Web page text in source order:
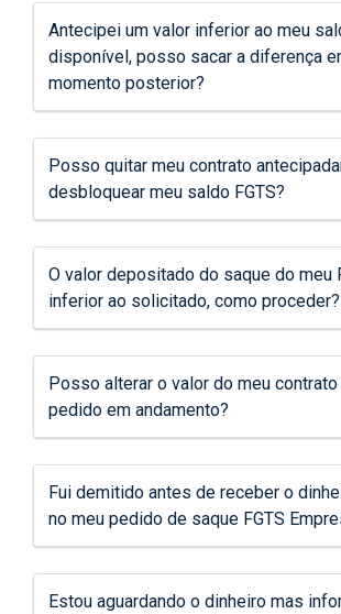
Antecipei um valor inferior ao meu
disponível, posso sacar a diferença
momento posterior?
Posso quitar meu contrato
desbloquear meu saldo FGTS?
O valor depositado do saque do meu
inferior ao solicitado, como proceder?
Posso alterar o valor do meu
pedido em andamento?
Fui demitido antes de receber o
no meu pedido de saque FGTS
Estou aguardando o dinheiro mas